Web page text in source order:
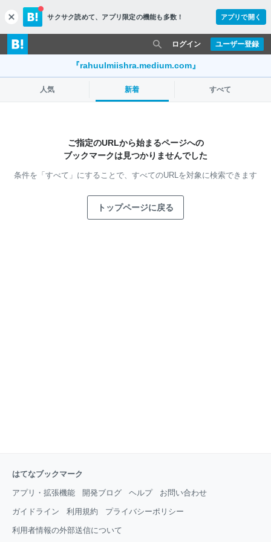
c
l
o
s
サクサク読めて、 アプリ限定の機能も多数！ アプリで開く
ユーザー登録
ログイン
『rahuulmiishra.medium.com』
人気 新着 すべて
ご指定のURLから始まるページへの
ブックマークは見つかりませんでした
条件を「すべて」にすることで、 すべてのURLを対象に検索できます
トップページに戻る
はてなブックマーク
アプリ・拡張機能 開発ブログ ヘルプ お問い合わせ
ガイドライン 利用規約 プライバシーポリシー
利用者情報の外部送信について